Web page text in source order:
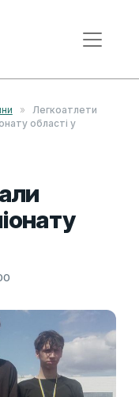
»
Легкоатлети
області у